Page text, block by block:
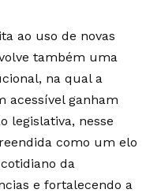
ao uso de novas
também uma
na qual a
acessível ganham
legislativa, nesse
como um elo
da
e fortalecendo a